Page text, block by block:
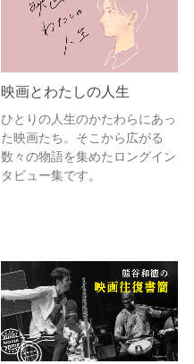
映画とわたしの人生
ひとりの人生のかたわらにあっ
た映画たち。そこから広がる
数々の物語を集めたロングイン
タビュー集です。